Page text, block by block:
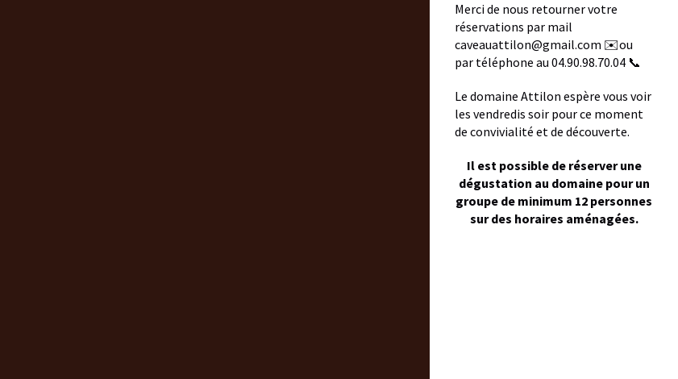
Merci de nous retourner votre
réservations par mail
caveauattilon@gmail.com ✉️ou
par téléphone au 04.90.98.70.04 📞
Le domaine Attilon espère vous voir
les vendredis soir pour ce moment
de convivialité et de découverte.
Il est possible de réserver une
dégustation au domaine pour un
groupe de minimum 12 personnes
sur des horaires aménagées.